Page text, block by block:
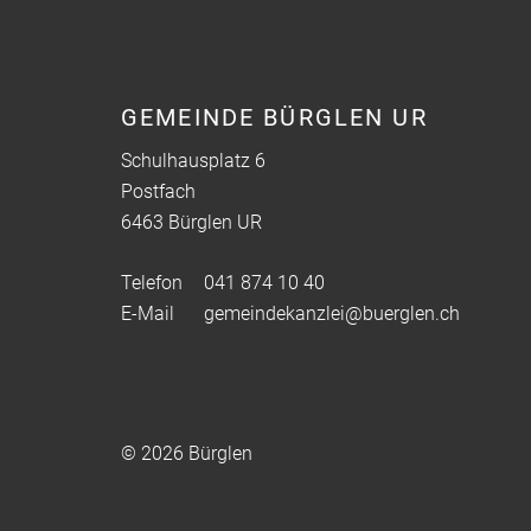
GEMEINDE BÜRGLEN UR
Schulhausplatz 6
Postfach
6463 Bürglen UR
Telefon
041 874 10 40
E-Mail
gemeindekanzlei@buerglen.ch
© 2026 Bürglen